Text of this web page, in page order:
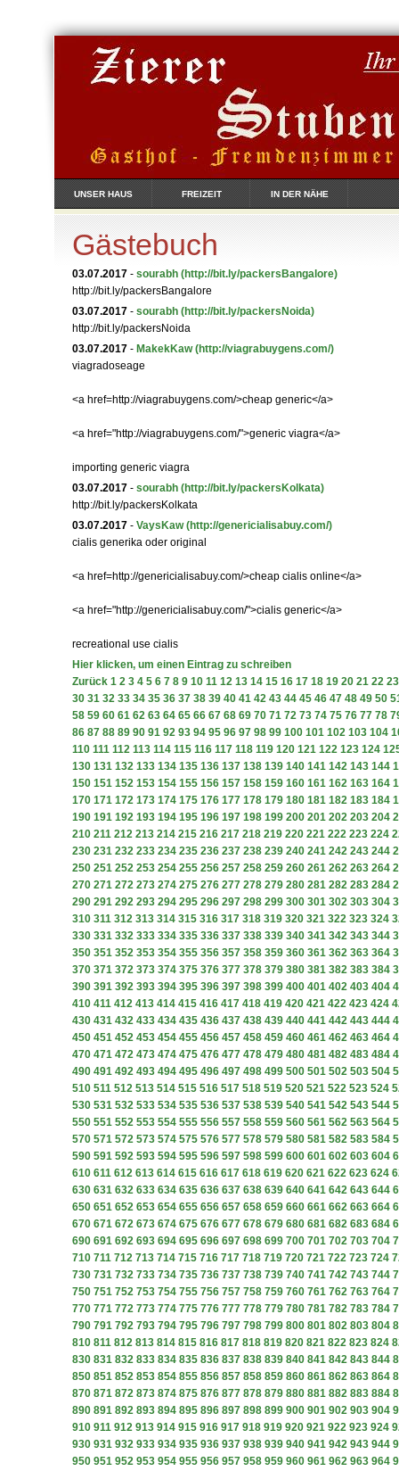
UNSER HAUS FREIZEIT IN DER NÄHE
Gästebuch
03.07.2017 - sourabh (http://bit.ly/packersBangalore)
http://bit.ly/packersBangalore
03.07.2017 - sourabh (http://bit.ly/packersNoida)
http://bit.ly/packersNoida
03.07.2017 - MakekKaw (http://viagrabuygens.com/)
viagradoseage
<a href=http://viagrabuygens.com/>cheap generic</a>
<a href="http://viagrabuygens.com/">generic viagra</a>
importing generic viagra
03.07.2017 - sourabh (http://bit.ly/packersKolkata)
http://bit.ly/packersKolkata
03.07.2017 - VaysKaw (http://genericialisabuy.com/)
cialis generika oder original
<a href=http://genericialisabuy.com/>cheap cialis online</a>
<a href="http://genericialisabuy.com/">cialis generic</a>
recreational use cialis
Hier klicken, um einen Eintrag zu schreiben
Zurück 1 2 3 4 5 6 7 8 9 10 11 12 13 14 15 16 17 18 19 20 21 22 23
30 31 32 33 34 35 36 37 38 39 40 41 42 43 44 45 46 47 48 49 50
58 59 60 61 62 63 64 65 66 67 68 69 70 71 72 73 74 75 76 77 78
86 87 88 89 90 91 92 93 94 95 96 97 98 99 100 101 102 103 104
110 111 112 113 114 115 116 117 118 119 120 121 122 123 124
130 131 132 133 134 135 136 137 138 139 140 141 142 143 144
150 151 152 153 154 155 156 157 158 159 160 161 162 163 164
170 171 172 173 174 175 176 177 178 179 180 181 182 183 184
190 191 192 193 194 195 196 197 198 199 200 201 202 203 204
210 211 212 213 214 215 216 217 218 219 220 221 222 223 224
230 231 232 233 234 235 236 237 238 239 240 241 242 243 244
250 251 252 253 254 255 256 257 258 259 260 261 262 263 264
270 271 272 273 274 275 276 277 278 279 280 281 282 283 284
290 291 292 293 294 295 296 297 298 299 300 301 302 303 304
310 311 312 313 314 315 316 317 318 319 320 321 322 323 324
330 331 332 333 334 335 336 337 338 339 340 341 342 343 344
350 351 352 353 354 355 356 357 358 359 360 361 362 363 364
370 371 372 373 374 375 376 377 378 379 380 381 382 383 384
390 391 392 393 394 395 396 397 398 399 400 401 402 403 404
410 411 412 413 414 415 416 417 418 419 420 421 422 423 424
430 431 432 433 434 435 436 437 438 439 440 441 442 443 444
450 451 452 453 454 455 456 457 458 459 460 461 462 463 464
470 471 472 473 474 475 476 477 478 479 480 481 482 483 484
490 491 492 493 494 495 496 497 498 499 500 501 502 503 504
510 511 512 513 514 515 516 517 518 519 520 521 522 523 524
530 531 532 533 534 535 536 537 538 539 540 541 542 543 544
550 551 552 553 554 555 556 557 558 559 560 561 562 563 564
570 571 572 573 574 575 576 577 578 579 580 581 582 583 584
590 591 592 593 594 595 596 597 598 599 600 601 602 603 604
610 611 612 613 614 615 616 617 618 619 620 621 622 623 624
630 631 632 633 634 635 636 637 638 639 640 641 642 643 644
650 651 652 653 654 655 656 657 658 659 660 661 662 663 664
670 671 672 673 674 675 676 677 678 679 680 681 682 683 684
690 691 692 693 694 695 696 697 698 699 700 701 702 703 704
710 711 712 713 714 715 716 717 718 719 720 721 722 723 724
730 731 732 733 734 735 736 737 738 739 740 741 742 743 744
750 751 752 753 754 755 756 757 758 759 760 761 762 763 764
770 771 772 773 774 775 776 777 778 779 780 781 782 783 784
790 791 792 793 794 795 796 797 798 799 800 801 802 803 804
810 811 812 813 814 815 816 817 818 819 820 821 822 823 824
830 831 832 833 834 835 836 837 838 839 840 841 842 843 844
850 851 852 853 854 855 856 857 858 859 860 861 862 863 864
870 871 872 873 874 875 876 877 878 879 880 881 882 883 884
890 891 892 893 894 895 896 897 898 899 900 901 902 903 904
910 911 912 913 914 915 916 917 918 919 920 921 922 923 924
930 931 932 933 934 935 936 937 938 939 940 941 942 943 944
950 951 952 953 954 955 956 957 958 959 960 961 962 963 964